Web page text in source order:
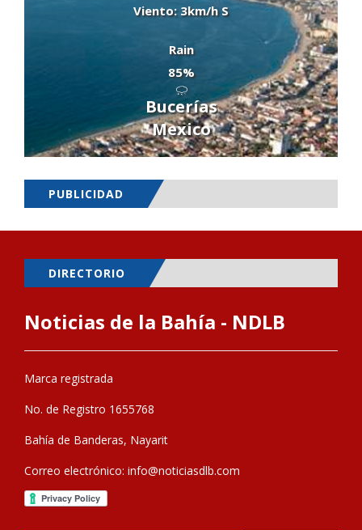
Viento: 3km/h S
Rain
85%
Bucerías
Mexico
PUBLICIDAD
DIRECTORIO
Noticias de la Bahía - NDLB
Marca registrada
No. de Registro 1655768
Bahía de Banderas, Nayarit
Correo electrónico: info@noticiasdlb.com